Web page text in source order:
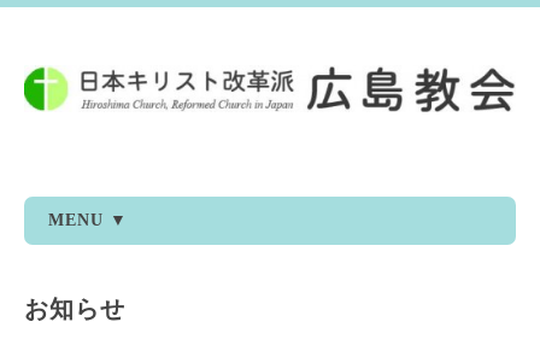
MENU ▼
お知らせ